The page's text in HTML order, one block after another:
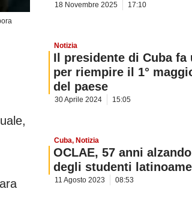
18 Novembre 2025 17:10
Notizia
Il presidente di Cuba fa
per riempire il 1°
del paese
30 Aprile 2024 15:05
Cuba, Notizia
OCLAE, 57 anni
degli studenti
11 Agosto 2023 08:53